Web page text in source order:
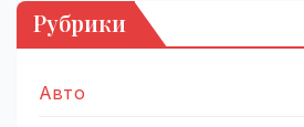
Рубрики
Авто